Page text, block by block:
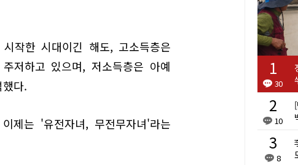
작한 시대이긴 해도, 고소득층은
저하고 있으며, 저소득층은 아예
다.
제는 '유전자녀, 무전무자녀'라는
30
10
8